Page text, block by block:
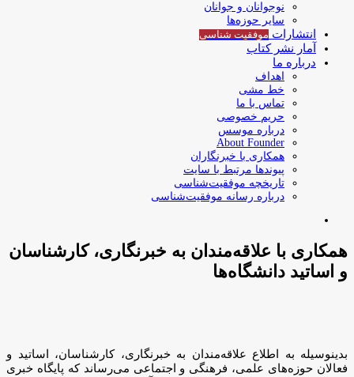
نوجوانان و جوانان
سایر حوزه‌ها
انتشارات موفقیت‌ شناسی
آمار نشر کتاب
درباره ما
اهداف
خط مشی
تماس با ما
حریم خصوصی
درباره موسس
About Founder
همکاری با خبرنگاران
پیوندها مرتبط با سایت
تاریخچه موفقیت‌شناسی
درباره رسانه موفقیت‌شناسی
همکاری با علاقه‌مندان به خبرنگاری، کارشناسان
و اساتید دانشگاه‌ها
بدینوسیله به اطلاع علاقه‌مندان به خبرنگاری، کارشناسان، اساتید و
فعالان حوزه‌های علمی، فرهنگی و اجتماعی می‌رساند که پایگاه خبری